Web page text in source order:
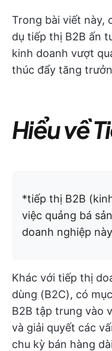
Trong bài viết này,
dụ tiếp thị B2B ấn
kinh doanh vượt
thúc đẩy tăng
Hiểu về
*tiếp thị B2B
việc quảng bá
doanh nghiệp
Khác với tiếp thị
dùng (B2C), có
B2B tập trung vào
và giải quyết các
chu kỳ bán hàng